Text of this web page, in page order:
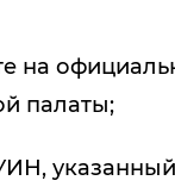
на
палаты;